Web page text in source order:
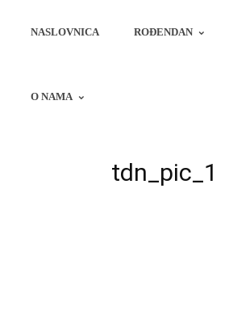
NASLOVNICA ROĐENDAN
O NAMA
tdn_pic_1